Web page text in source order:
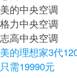
美的中央空调
格力中央空调
志高中央空调
美的理想家3代
只需19990元